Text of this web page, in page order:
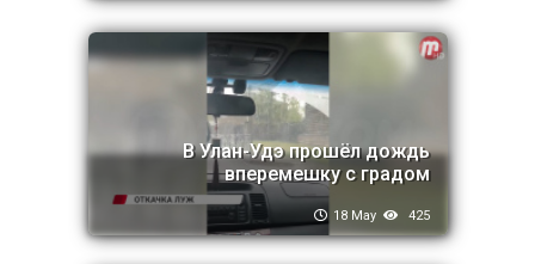
В Улан-Удэ прошёл дождь
вперемешку с градом
18 May 425